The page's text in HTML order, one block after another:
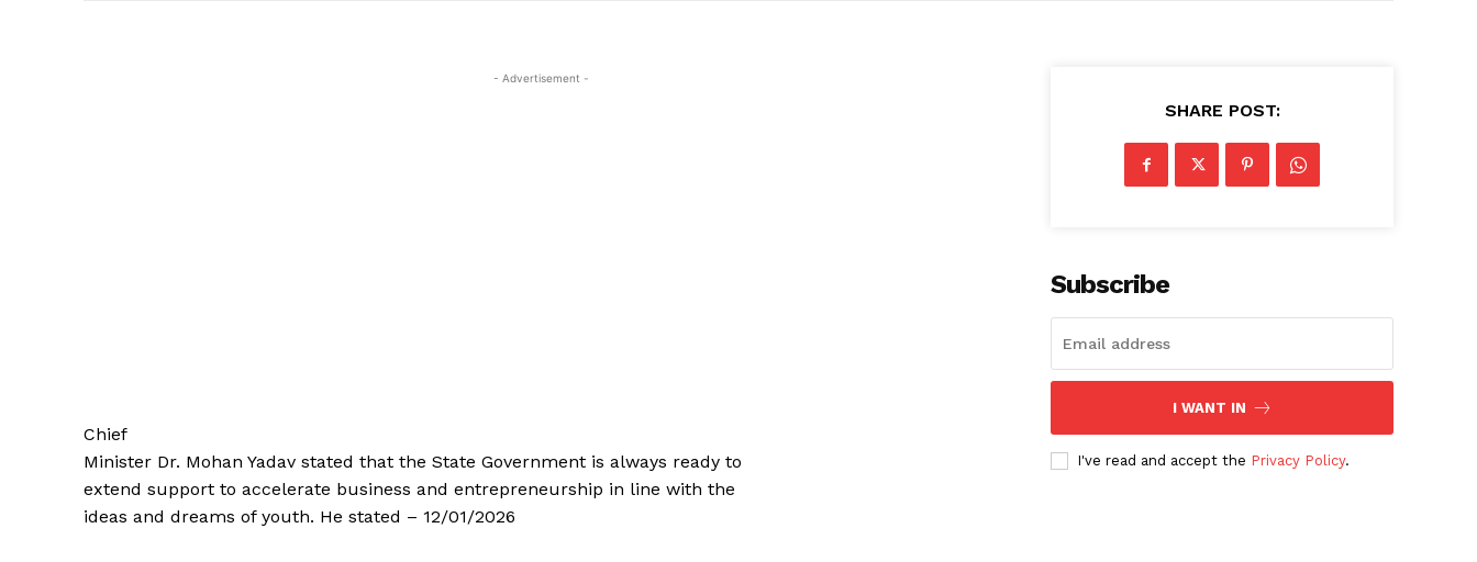
- Advertisement -
Chief
Minister Dr. Mohan Yadav stated that the State Government is always ready to
extend support to accelerate business and entrepreneurship in line with the
ideas and dreams of youth. He stated – 12/01/2026
SHARE POST:
Subscribe
I WANT IN
I've read and accept the Privacy Policy.